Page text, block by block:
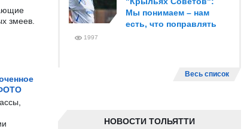
змеев.
Мы понимаем – нам
есть, что поправлять
1997
Весь список
НОВОСТИ ТОЛЬЯТТИ